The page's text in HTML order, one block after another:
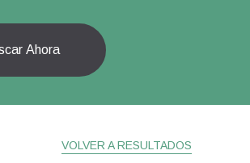
Ahora
VOLVER A RESULTADOS